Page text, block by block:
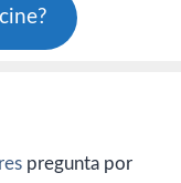
pregunta por